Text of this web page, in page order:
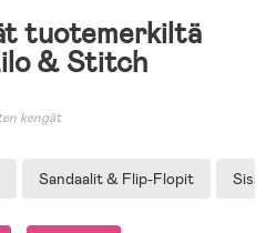
tuotemerkiltä
& Stitch
kengät
Sandaalit & Flip-Flopit